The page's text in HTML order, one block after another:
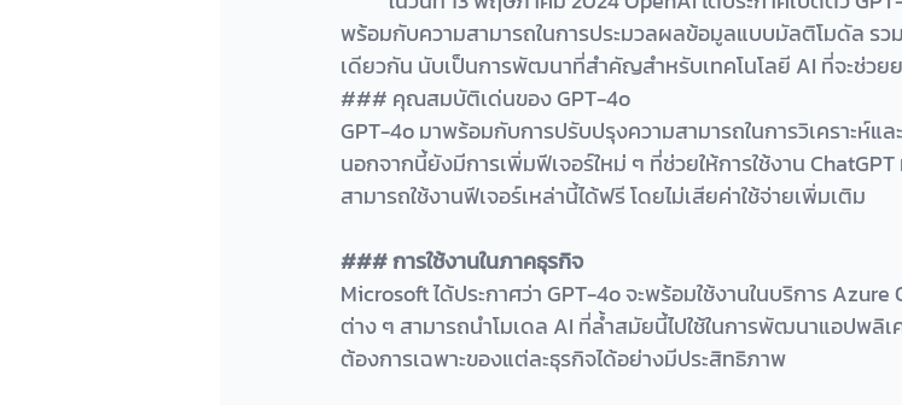
พร้อมกับความสามารถในการประมวลผลข้อมูลแบบมัลติโมดัล รว
เดียวกัน นับเป็นการพัฒนาที่สำคัญสำหรับเทคโนโลยี AI ที่จะช่วย
### คุณสมบัติเด่นของ GPT-4o
GPT-4o มาพร้อมกับการปรับปรุงความสามารถในการวิเคราะห์แ
นอกจากนี้ยังมีการเพิ่มฟีเจอร์ใหม่ ๆ ที่ช่วยให้การใช้งาน
สามารถใช้งานฟีเจอร์เหล่านี้ได้ฟรี โดยไม่เสียค่าใช้จ่ายเพิ่มเติม
### การใช้งานในภาคธุรกิจ
Microsoft ได้ประกาศว่า GPT-4o จะพร้อมใช้งานในบริการ
ต่าง ๆ สามารถนำโมเดล AI ที่ล้ำสมัยนี้ไปใช้ในการพัฒนาแอปพลิ
ต้องการเฉพาะของแต่ละธุรกิจได้อย่างมีประสิทธิภาพ